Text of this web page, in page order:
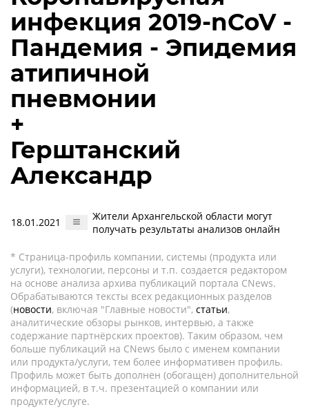
инфекция 2019-nCoV -
Пандемия - Эпидемия
атипичной
пневмонии
+
Герштанский
Александр
18.01.2021
Жители Архангельской области могут
получать результаты анализов онлайн
* Страница-профиль компании, системы (продукта или
услуги), технологии, персоны и т.п. создается редактором
на основе анализа архива публикаций портала CNews.
Обрабатываются тексты всех редакционных разделов
(новости, включая "Главные новости", статьи,
аналитические обзоры рынков, интервью, а также
содержание партнёрских проектов). Таким образом, чем
больше публикаций на CNews было с именем компании
или продукта/услуги, тем более информативен профиль.
Профиль может быть дополнен (обогащен) дополнительной
информацией, в т.ч. презентацией о компании или
продукте/услуге.